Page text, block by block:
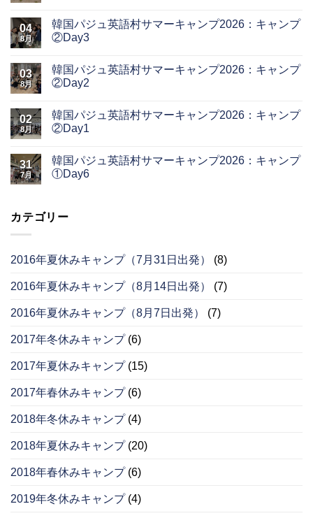
04
8月
韓国パジュ英語村サマーキャンプ2026：キャンプ
②Day3
03
8月
韓国パジュ英語村サマーキャンプ2026：キャンプ
②Day2
02
8月
韓国パジュ英語村サマーキャンプ2026：キャンプ
②Day1
31
7月
韓国パジュ英語村サマーキャンプ2026：キャンプ
①Day6
カテゴリー
2016年夏休みキャンプ（7月31日出発） (8)
2016年夏休みキャンプ（8月14日出発） (7)
2016年夏休みキャンプ（8月7日出発） (7)
2017年冬休みキャンプ(6)
2017年夏休みキャンプ(15)
2017年春休みキャンプ(6)
2018年冬休みキャンプ(4)
2018年夏休みキャンプ(20)
2018年春休みキャンプ(6)
2019年冬休みキャンプ(4)